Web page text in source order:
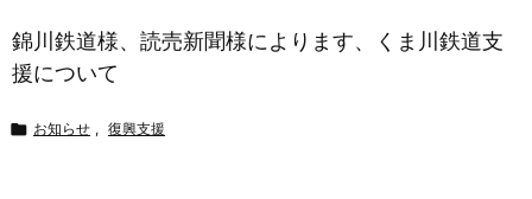
錦川鉄道様、読売新聞様によります、くま川鉄道支
援について
 お知らせ , 復興支援